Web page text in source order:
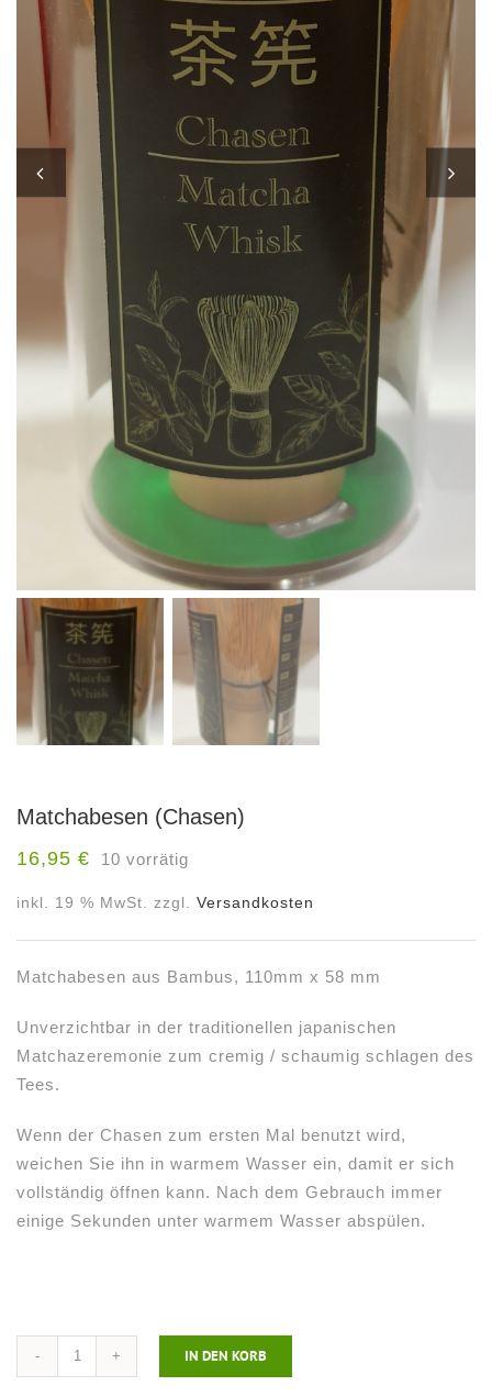
Matchabesen (Chasen)
16,95 € 10 vorrätig
inkl. 19 % MwSt. zzgl. Versandkosten
Matchabesen aus Bambus, 110mm x 58 mm
Unverzichtbar in der traditionellen japanischen
Matchazeremonie zum cremig / schaumig schlagen des
Tees.
Wenn der Chasen zum ersten Mal benutzt wird,
weichen Sie ihn in warmem Wasser ein, damit er sich
vollständig öffnen kann. Nach dem Gebrauch immer
einige Sekunden unter warmem Wasser abspülen.
IN DEN KORB